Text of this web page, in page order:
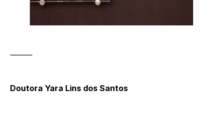
⸻
Doutora Yara Lins dos Santos